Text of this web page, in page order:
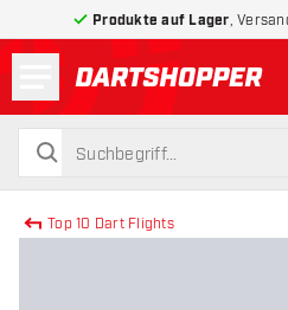
Produkte auf Lager ,
zurück zur
suchen
suchen
Top 10 Dart Flights